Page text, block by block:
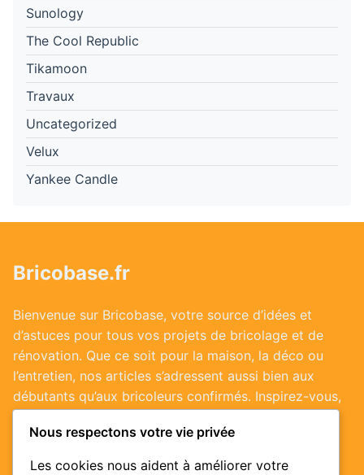
Sunology
The Cool Republic
Tikamoon
Travaux
Uncategorized
Velux
Yankee Candle
Bricobase.fr
Bienvenue sur Bricobase, votre source d’idées et
d’astuces pour tous vos projets de bricolage et de
rénovation. Que ce soit pour la maison, la déco ou
l’entretien, nos articles s’adressent aussi bien aux
débutants qu’aux bricoleurs confirmés. Inspirez-vous,
passez à l’action et valorisez votre habitat !
Nous respectons votre vie privée
Les cookies nous aident à améliorer votre